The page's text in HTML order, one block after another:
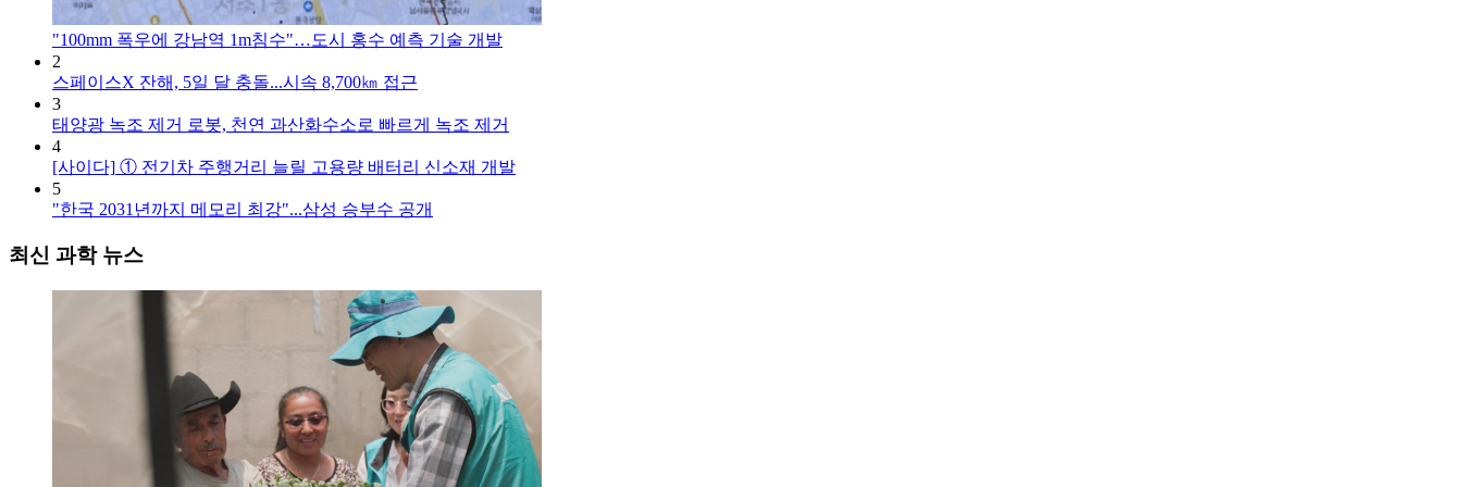
"100mm 폭우에 강남역 1m침수"…도시 홍수 예측 기술 개발
2
스페이스X 잔해, 5일 달 충돌...시속 8,700㎞ 접근
3
태양광 녹조 제거 로봇, 천연 과산화수소로 빠르게 녹조 제거
4
[사이다] ① 전기차 주행거리 늘릴 고용량 배터리 신소재 개발
5
"한국 2031년까지 메모리 최강"...삼성 승부수 공개
최신 과학 뉴스